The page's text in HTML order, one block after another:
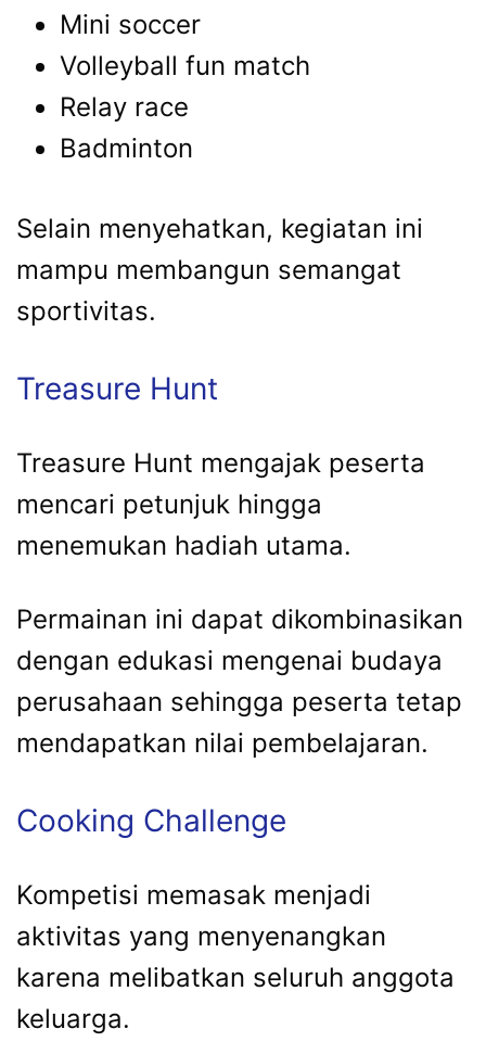
Mini soccer
Volleyball fun match
Relay race
Badminton
Selain menyehatkan, kegiatan ini
mampu membangun semangat
sportivitas.
Treasure Hunt
Treasure Hunt mengajak peserta
mencari petunjuk hingga
menemukan hadiah utama.
Permainan ini dapat dikombinasikan
dengan edukasi mengenai budaya
perusahaan sehingga peserta tetap
mendapatkan nilai pembelajaran.
Cooking Challenge
Kompetisi memasak menjadi
aktivitas yang menyenangkan
karena melibatkan seluruh anggota
keluarga.